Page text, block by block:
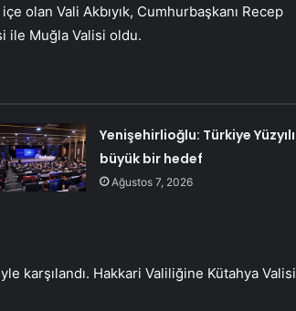
olan Vali Akbıyık, Cumhurbaşkanı Recep
ile Muğla Valisi oldu.
Yenişehirlioğlu: Türkiye Yüzyılı
büyük bir hedef
Ağustos 7, 2026
karşılandı. Hakkari Valiliğine Kütahya Valisi